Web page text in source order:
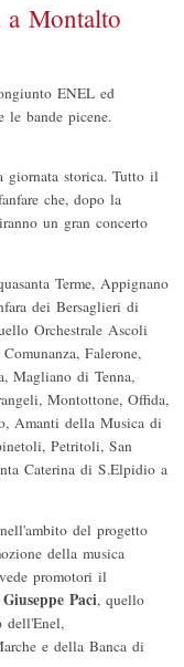
a Montalto
ENEL ed
bande picene.
giornata storica. Tutto il
che, dopo la
un gran concerto
Terme, Appignano
dei Bersaglieri di
Orchestrale Ascoli
Falerone,
Magliano di Tenna,
Montottone, Offida,
Amanti della Musica di
Petritoli, San
Caterina di S.Elpidio a
del progetto
della musica
promotori il
Paci, quello
dell'Enel,
e della Banca di